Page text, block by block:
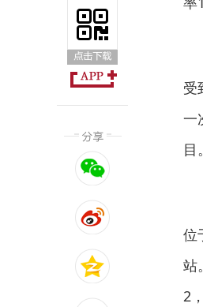
受
一
目。
位
站
2